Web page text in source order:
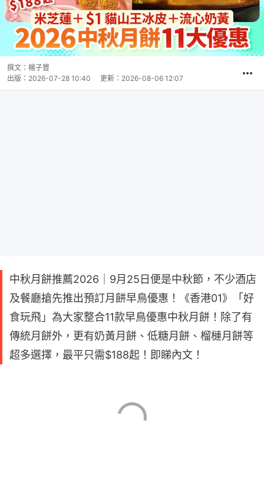
撰文： 楊子豐
出版： 2026-07-28 10:40 更新： 2026-08-06 12:07
中秋月餅推薦2026｜9月25日便是中秋節，不少酒店
及餐廳搶先推出預訂月餅早鳥優惠！《香港01》「好
食玩飛」為大家整合11款早鳥優惠中秋月餅！除了有
傳統月餅外，更有奶黃月餅、低糖月餅、榴槤月餅等
超多選擇，最平只需$188起！即睇內文！